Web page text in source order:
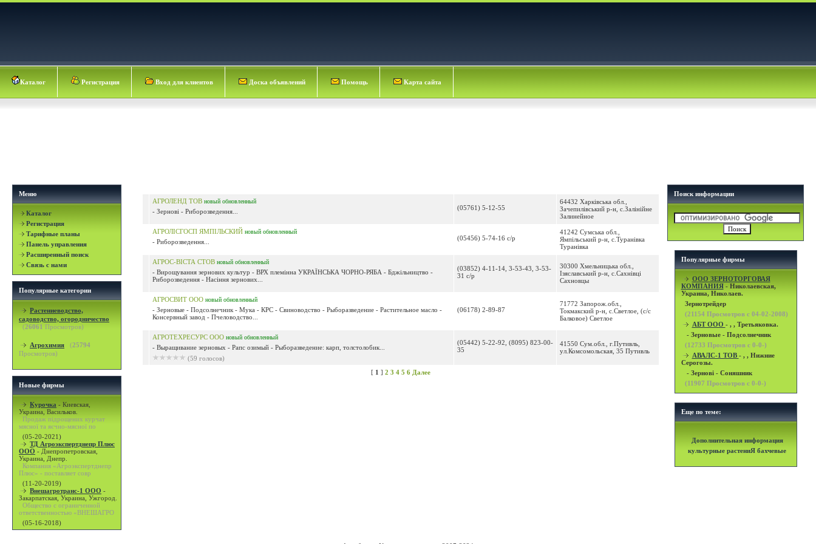
Каталог Регистрация Вход для клиентов Доска объявлений Помощь Карта сайта
Меню
Каталог
Регистрация
Тарифные планы
Панель управления
Расширенный поиск
Связь с нами
Популярные категории
Растениеводство,
садоводство, огородничество
(26061 Просмотров)
Агрохимия (25794
Просмотров)
Новые фирмы
Курочка - Киевская,
Украина, Васильков.
Продаж підрощених курчат
мясної та яєчно-мясної по
(05-20-2021)
ТД Агроэкспертднепр Плюс
ООО - Днепропетровская,
Украина, Днепр.
Компания «Агроэкспертднепр
Плюс» - поставляет совр
(11-20-2019)
Внешагротранс-1 ООО -
Закарпатская, Украина, Ужгород.
Общество с ограниченной
ответственностью «ВНЕШАГРО
(05-16-2018)
АГРОЛЕНД ТОВ новый обновленный
- Зернові - Риборозведення... (05761) 5-12-55
64432 Харківська обл.,
Зачепилівський р-н, с.Залінійне
Залинейное
АГРОЛІСГОСП ЯМПІЛЬСКИЙ новый обновленный
- Риборозведення... (05456) 5-74-16 с/р
41242 Сумська обл.,
Ямпільський р-н, с.Туранівка
Туранівка
АГРОС-ВІСТА СТОВ новый обновленный
- Вирощування зернових культур - ВРХ племінна УКРАЇНСЬКА ЧОРНО-РЯБА - Бджільництво -
Риборозведення - Насіння зернових...
(03852) 4-11-14, 3-53-43, 3-53-
31 с/р
30300 Хмельницька обл.,
Ізяславський р-н, с.Сахнівці
Сахновцы
АГРОСВИТ ООО новый обновленный
- Зерновые - Подсолнечник - Мука - КРС - Свиноводство - Рыборазведение - Растительное масло -
Консервный завод - Пчеловодство...
(06178) 2-89-87
71772 Запорож.обл.,
Токмакский р-н, с.Светлое, (с/с
Балковое) Светлое
АГРОТЕХРЕСУРС ООО новый обновленный
- Выращивание зерновых - Рапс озимый - Рыборазведение: карп, толстолобик...
(59 голосов)
(05442) 5-22-92, (8095) 823-00-
35
41550 Сум.обл., г.Путивль,
ул.Комсомольская, 35 Путивль
[ 1 ] 2 3 4 5 6 Далее
Поиск информации
Популярные фирмы
OOO ЗЕРНОТОРГОВАЯ
КОМПАНИЯ- Николаевская,
Украина, Николаев.
Зернотрейдер
(21154 Просмотров с 04-02-2008)
АБТ ООО - , , Третьяковка.
- Зерновые - Подсолнечник
(12733 Просмотров с 0-0-)
АВАЛС-1 ТОВ - , , Нижние
Серогозы.
- Зернові - Соняшник
(11907 Просмотров с 0-0-)
Еще по теме:
Дополнительная информация
культурные растениЯ бахчевые